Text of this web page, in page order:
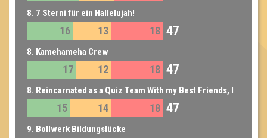
8. 7 Sterni für ein Hallelujah!
16 13 18 47
8. Kamehameha Crew
17 12 18 47
8. Reincarnated as a Quiz Team With my Best Friends, I
Must Now Defeat the Demon Lord of Trick Questions
Before the Final Round Begins
15 14 18 47
9. Bollwerk Bildungslücke